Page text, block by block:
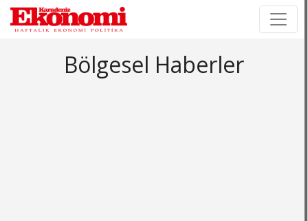
Bölgesel Haberler
×
×